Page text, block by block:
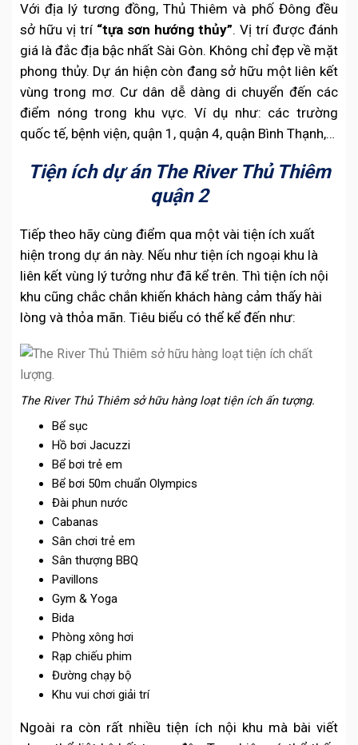
Với địa lý tương đồng, Thủ Thiêm và phố Đông đều
sở hữu vị trí “tựa sơn hướng thủy”. Vị trí được đánh
giá là đắc địa bậc nhất Sài Gòn. Không chỉ đẹp về mặt
phong thủy. Dự án hiện còn đang sở hữu một liên kết
vùng trong mơ. Cư dân dễ dàng di chuyển đến các
điểm nóng trong khu vực. Ví dụ như: các trường
quốc tế, bệnh viện, quận 1, quận 4, quận Bình Thạnh,…
Tiện ích dự án The River Thủ Thiêm
quận 2
Tiếp theo hãy cùng điểm qua một vài tiện ích xuất
hiện trong dự án này. Nếu như tiện ích ngoại khu là
liên kết vùng lý tưởng như đã kể trên. Thì tiện ích nội
khu cũng chắc chắn khiến khách hàng cảm thấy hài
lòng và thỏa mãn. Tiêu biểu có thể kể đến như:
The River Thủ Thiêm sở hữu hàng loạt tiện ích ấn tượng.
Bể sục
Hồ bơi Jacuzzi
Bể bơi trẻ em
Bể bơi 50m chuẩn Olympics
Đài phun nước
Cabanas
Sân chơi trẻ em
Sân thượng BBQ
Pavillons
Gym & Yoga
Bida
Phòng xông hơi
Rạp chiếu phim
Đường chạy bộ
Khu vui chơi giải trí
Ngoài ra còn rất nhiều tiện ích nội khu mà bài viết